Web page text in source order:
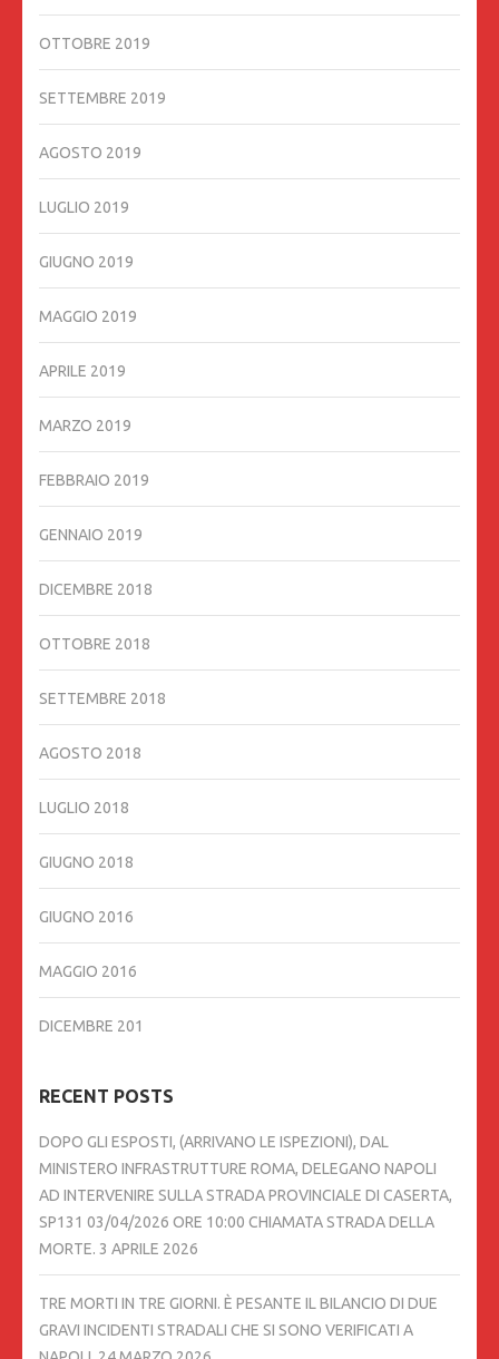
OTTOBRE 2019
SETTEMBRE 2019
AGOSTO 2019
LUGLIO 2019
GIUGNO 2019
MAGGIO 2019
APRILE 2019
MARZO 2019
FEBBRAIO 2019
GENNAIO 2019
DICEMBRE 2018
OTTOBRE 2018
SETTEMBRE 2018
AGOSTO 2018
LUGLIO 2018
GIUGNO 2018
GIUGNO 2016
MAGGIO 2016
DICEMBRE 201
RECENT POSTS
DOPO GLI ESPOSTI, (ARRIVANO LE ISPEZIONI), DAL
MINISTERO INFRASTRUTTURE ROMA, DELEGANO NAPOLI
AD INTERVENIRE SULLA STRADA PROVINCIALE DI CASERTA,
SP131 03/04/2026 ORE 10:00 CHIAMATA STRADA DELLA
MORTE. 3 APRILE 2026
TRE MORTI IN TRE GIORNI. È PESANTE IL BILANCIO DI DUE
GRAVI INCIDENTI STRADALI CHE SI SONO VERIFICATI A